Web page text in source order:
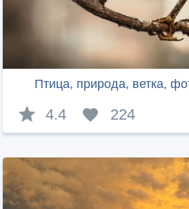
Птица, природа, ветка,
4.4 224